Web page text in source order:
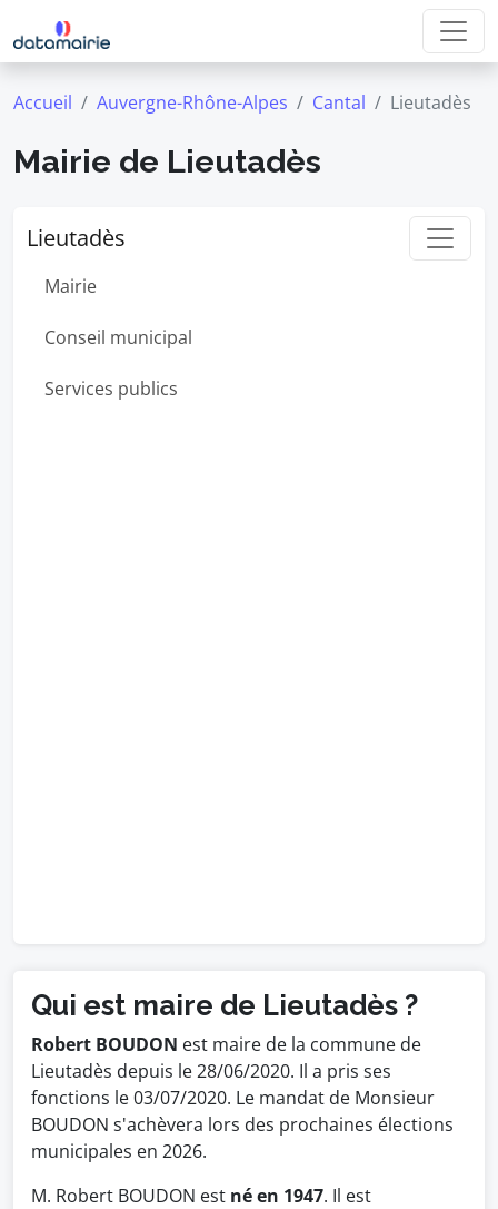
Accueil Auvergne-Rhône-Alpes Cantal Lieutadès
Mairie de Lieutadès
Lieutadès
Mairie
Conseil municipal
Services publics
Qui est maire de Lieutadès ?
Robert BOUDON est maire de la commune de
Lieutadès depuis le 28/06/2020. Il a pris ses
fonctions le 03/07/2020. Le mandat de Monsieur
BOUDON s'achèvera lors des prochaines élections
municipales en 2026.
M. Robert BOUDON est né en 1947. Il est